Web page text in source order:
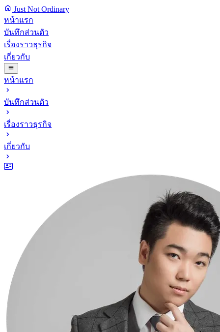
Just Not Ordinary
หน้าแรก
บันทึกส่วนตัว
เรื่องราวธุรกิจ
เกี่ยวกับ
หน้าแรก
บันทึกส่วนตัว
เรื่องราวธุรกิจ
เกี่ยวกับ